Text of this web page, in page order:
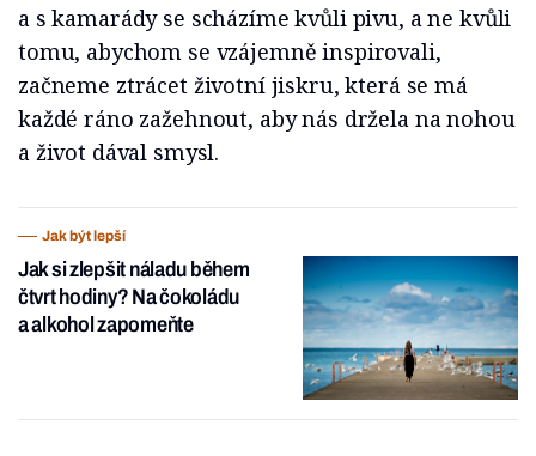
a s kamarády se scházíme kvůli pivu, a ne kvůli
tomu, abychom se vzájemně inspirovali,
začneme ztrácet životní jiskru, která se má
každé ráno zažehnout, aby nás držela na nohou
a život dával smysl.
Jak být lepší
Jak si zlepšit náladu během
čtvrt hodiny? Na čokoládu
a alkohol zapomeňte